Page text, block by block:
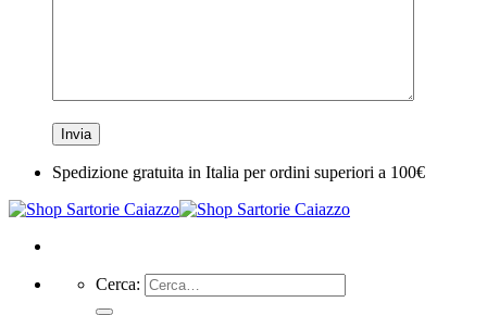
Spedizione gratuita in Italia per ordini superiori a 100€
Cerca: